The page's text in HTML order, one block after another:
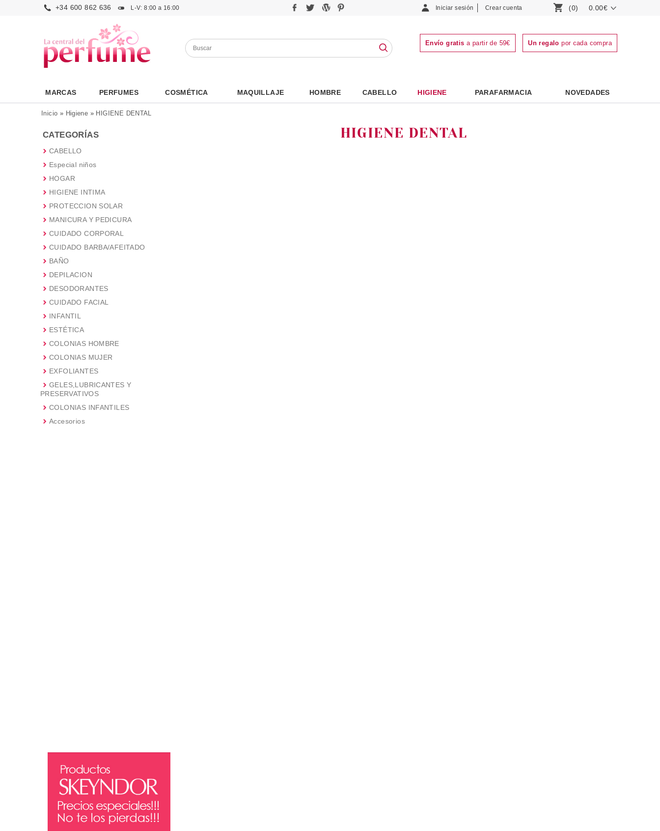
+34 600 862 636 L-V: 8:00 a 16:00 Iniciar sesión Crear cuenta (0) 0.00€
Envío gratis a partir de 59€ Un regalo por cada compra
MARCAS PERFUMES COSMÉTICA MAQUILLAJE HOMBRE CABELLO HIGIENE PARAFARMACIA NOVEDADES
Inicio » Higiene » HIGIENE DENTAL
CATEGORÍAS
CABELLO
Especial niños
HOGAR
HIGIENE INTIMA
PROTECCION SOLAR
MANICURA Y PEDICURA
CUIDADO CORPORAL
CUIDADO BARBA/AFEITADO
BAÑO
DEPILACION
DESODORANTES
CUIDADO FACIAL
INFANTIL
ESTÉTICA
COLONIAS HOMBRE
COLONIAS MUJER
EXFOLIANTES
GELES,LUBRICANTES Y
PRESERVATIVOS
COLONIAS INFANTILES
Accesorios
HIGIENE DENTAL